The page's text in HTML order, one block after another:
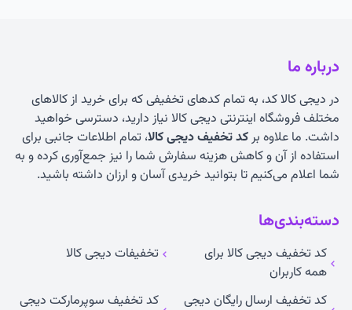
درباره ما
در دیجی کالا کد، به تمام کدهای تخفیفی که برای خرید از کالاهای
مختلف فروشگاه اینترنتی دیجی کالا نیاز دارید، دسترسی خواهید
داشت. ما علاوه برکد تخفیف دیجی کالا، تمام اطلاعات جانبی برای
استفاده از آن و کاهش هزینه سفارش شما را نیز جمع‌آوری کرده و به
شما اعلام می‌کنیم تا بتوانید خریدی آسان و ارزان داشته باشید.
دسته‌بندی‌ها
کد تخفیف دیجی کالا برای
همه کاربران
تخفیفات دیجی کالا
کد تخفیف ارسال رایگان دیجی کد تخفیف سوپرمارکت دیجی